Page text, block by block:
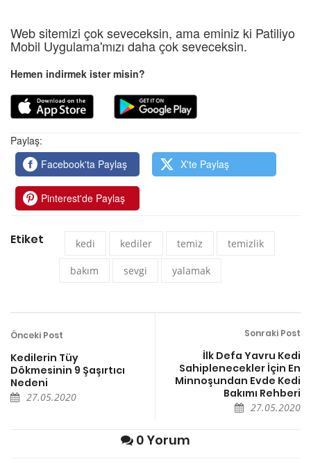
Web sitemizi çok seveceksin, ama eminiz ki Patiliyo
Mobil Uygulama'mızı daha çok seveceksin.
Hemen indirmek ister misin?
Paylaş:
Facebook'ta Paylaş
X'te Paylaş
Pinterest'de Paylaş
Etiket kedi kediler temiz temizlik
bakım sevgi yalamak
Önceki Post
Kedilerin Tüy
Dökmesinin 9 Şaşırtıcı
Nedeni
27.05.2020
Sonraki Post
İlk Defa Yavru Kedi
Sahiplenecekler İçin En
Minnoşundan Evde Kedi
Bakımı Rehberi
27.05.2020
0 Yorum